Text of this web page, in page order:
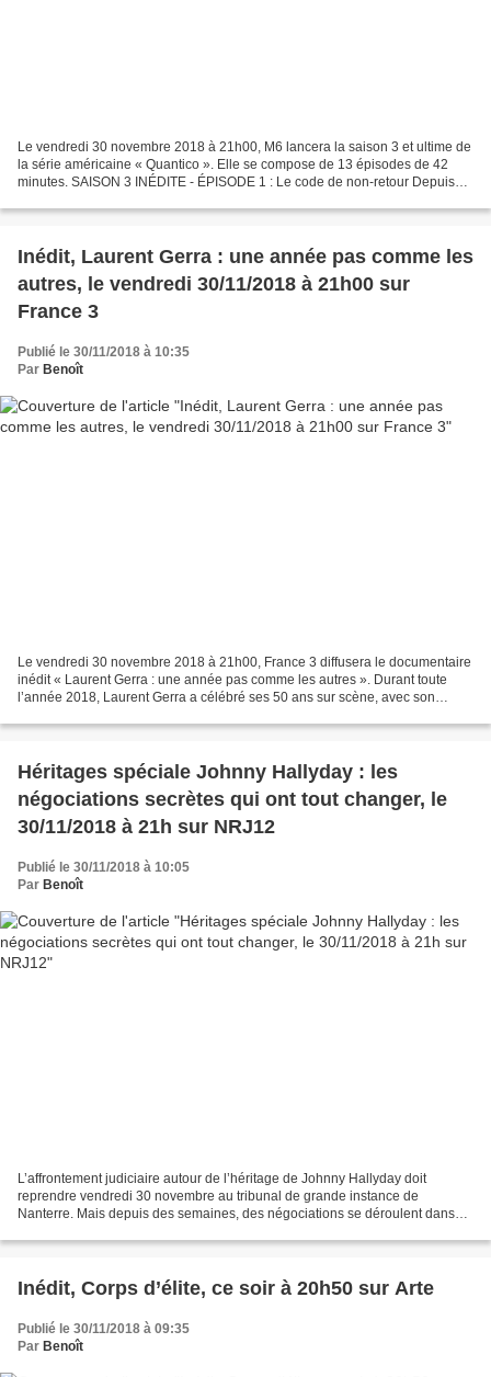
Le vendredi 30 novembre 2018 à 21h00, M6 lancera la saison 3 et ultime de
la série américaine « Quantico ». Elle se compose de 13 épisodes de 42
minutes. SAISON 3 INÉDITE - ÉPISODE 1 : Le code de non-retour Depuis
Inédit, Laurent Gerra : une année pas comme les
autres, le vendredi 30/11/2018 à 21h00 sur
France 3
Publié le 30/11/2018 à 10:35
Par Benoît
Le vendredi 30 novembre 2018 à 21h00, France 3 diffusera le documentaire
inédit « Laurent Gerra : une année pas comme les autres ». Durant toute
l’année 2018, Laurent Gerra a célébré ses 50 ans sur scène, avec son
Héritages spéciale Johnny Hallyday : les
négociations secrètes qui ont tout changer, le
30/11/2018 à 21h sur NRJ12
Publié le 30/11/2018 à 10:05
Par Benoît
L’affrontement judiciaire autour de l’héritage de Johnny Hallyday doit
reprendre vendredi 30 novembre au tribunal de grande instance de
Nanterre. Mais depuis des semaines, des négociations se déroulent dans
Inédit, Corps d’élite, ce soir à 20h50 sur Arte
Publié le 30/11/2018 à 09:35
Par Benoît